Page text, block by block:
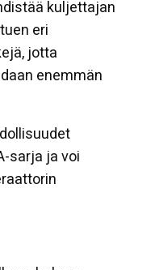
kuljettajan
eri
jotta
enemmän
sarja ja voi